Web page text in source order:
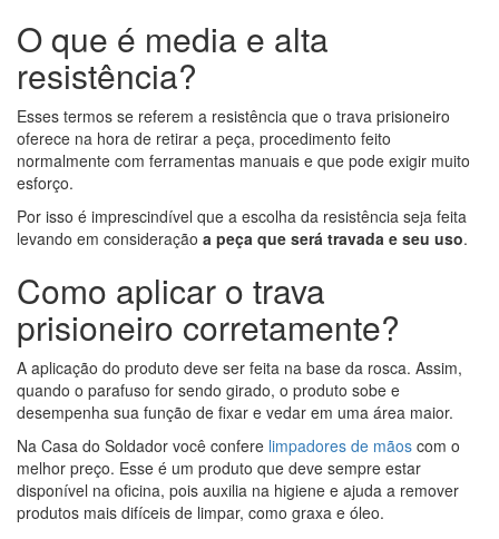
O que é media e alta
resistência?
Esses termos se referem a resistência que o trava prisioneiro
oferece na hora de retirar a peça, procedimento feito
normalmente com ferramentas manuais e que pode exigir muito
esforço.
Por isso é imprescindível que a escolha da resistência seja feita
levando em consideração a peça que será travada e seu uso.
Como aplicar o trava
prisioneiro corretamente?
A aplicação do produto deve ser feita na base da rosca. Assim,
quando o parafuso for sendo girado, o produto sobe e
desempenha sua função de fixar e vedar em uma área maior.
Na Casa do Soldador você confere limpadores de mãos com o
melhor preço. Esse é um produto que deve sempre estar
disponível na oficina, pois auxilia na higiene e ajuda a remover
produtos mais difíceis de limpar, como graxa e óleo.